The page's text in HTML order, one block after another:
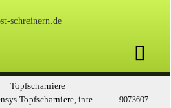
Topfscharniere
sensys Topfscharniere, integrierte Dämpfung 9073607